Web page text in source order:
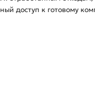
доступ к готовому